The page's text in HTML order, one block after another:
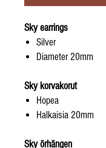
Sky earrings
Silver
Diameter 20mm
Sky korvakorut
Hopea
Halkaisia 20mm
Sky örhängen